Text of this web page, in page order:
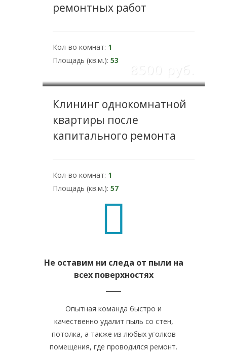
ремонтных работ
Кол-во комнат: 1
Площадь (кв.м.): 53
Клининг однокомнатной
квартиры после
капитального ремонта
Кол-во комнат: 1
Площадь (кв.м.): 57
Не оставим ни следа от пыли на
всех поверхностях
Опытная команда быстро и
качественно удалит пыль со стен,
потолка, а также из любых уголков
помещения, где проводился ремонт.